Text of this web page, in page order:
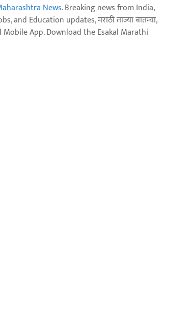
News. Breaking news from India,
and Education updates, मराठी ताज्या बातम्या,
Mobile App. Download the Esakal Marathi